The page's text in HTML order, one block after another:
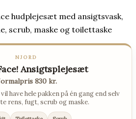
NJORD
Ansigtsplejesæt
830 kr.
have hele pakken på én gang end selv
rens, fugt, scrub og maske.